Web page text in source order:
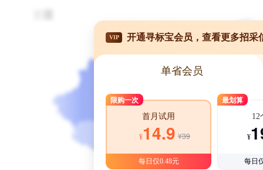
VIP 开通寻标宝会员，查看更多招采
单省会员
限购一次
首月试用
¥14.9 ¥39
每日仅0.48元
最划算
12
¥
每日